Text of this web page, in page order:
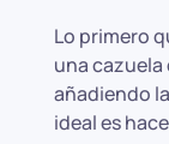
Lo primero
una
añadiendo
ideal es